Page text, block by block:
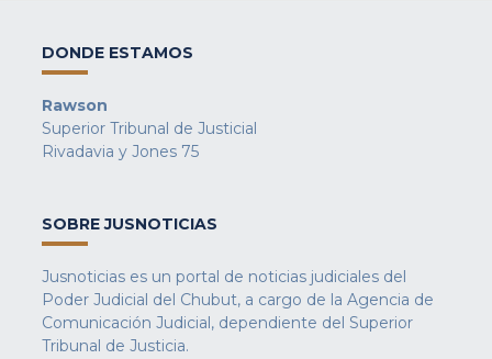
DONDE ESTAMOS
Rawson
Superior Tribunal de Justicial
Rivadavia y Jones 75
SOBRE JUSNOTICIAS
Jusnoticias es un portal de noticias judiciales del
Poder Judicial del Chubut, a cargo de la Agencia de
Comunicación Judicial, dependiente del Superior
Tribunal de Justicia.